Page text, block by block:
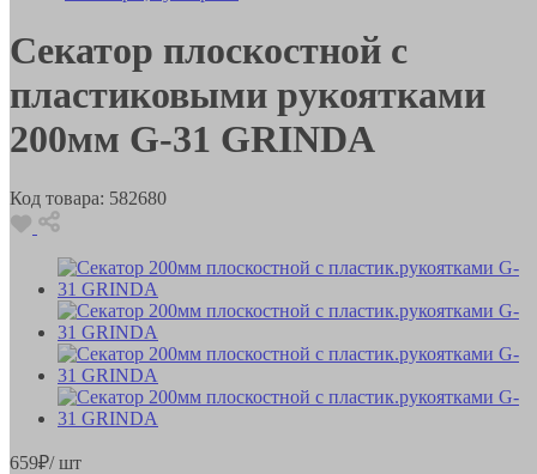
Секатор плоскостной с
пластиковыми рукоятками
200мм G-31 GRINDA
Код товара: 582680
659₽/ шт